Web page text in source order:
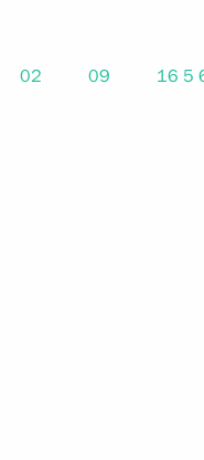
02 09 16 5